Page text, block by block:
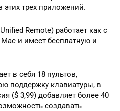
трех приложений.
Remote) работает как с
и имеет бесплатную и
в себя 18 пультов,
поддержку клавиатуры, в
($ 3,99) добавляет более 40
создавать